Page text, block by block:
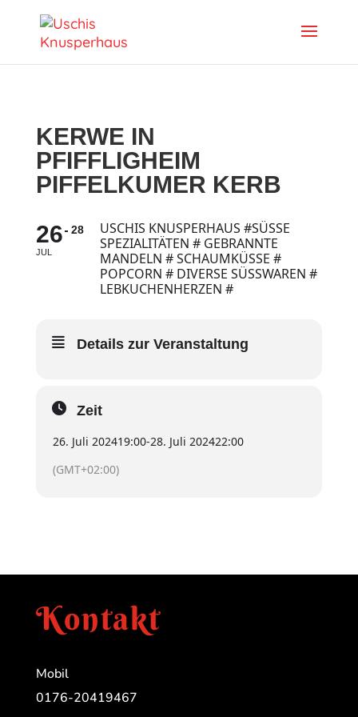
KERWE IN
PFIFFLIGHEIM
PIFFELKUMER KERB
26
JUL
28
USCHIS KNUSPERHAUS #SÜSSE S
PEZIALITÄTEN # GEBRANNTE M
ANDELN # SCHAUMKÜSSE # P
OPCORN # DIVERSE SÜSSWAREN # L
EBKUCHENHERZEN #
Details zur Veranstaltung
Zeit
26. Juli 202419:00-28. Juli 202422:00
(GMT+02:00)
Kontakt
Mobil
0176-20419467